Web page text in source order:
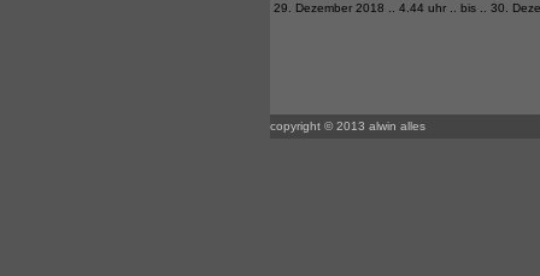
29. Dezember 2018 .. 4.44 uhr .. bis .. 30.
copyright © 2013 alwin alles